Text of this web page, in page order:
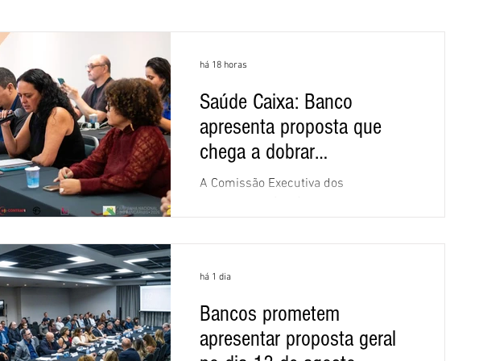
Saúde Caixa: Banco
apresenta proposta que
chega a dobrar
mensalidade
A Comissão Executiva dos
recusou a proposta apresentada pelo
banco para o custeio do Saúde Caixa,
rodada de negociações específicas da
2026, realizada em São Paulo. Por
unanimidade, todas as federações que
compõem a mesa de negociações das
há 18 horas
Bancos prometem
apresentar proposta geral
há 1 dia